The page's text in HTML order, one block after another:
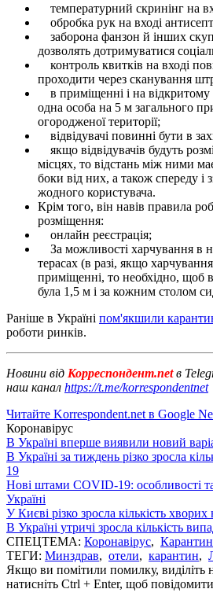
температурний скринінг на
обробка рук на вході
заборона фанзон й інших
дозволять дотримуватися
контроль квитків на вході
проходити через сканування
в приміщенні і на відкритому
одна особа на 5 м загального
огородженої території;
відвідувачі повинні бути в
якщо відвідувачів будуть
місцях, то відстань між ними
боки від них, а також спереду і
жодного користувача.
Крім того, він навів правила
розміщення:
онлайн реєстрація;
За можливості харчування в
терасах (в разі, якщо харчування
приміщенні, то необхідно, щоб
була 1,5 м і за кожним столом
Раніше в Україні пом'якшили
роботи ринків.
Новини від Корреспондент.netв
наш канал https://t.me/korrespondentnet
Читайте Korrespondent.net в Google
Коронавірус
В Україні вперше виявили новий
В Україні за тиждень різко зросла
19
Нові штами COVID-19: особливості та
Україні
У Києві різко зросла кількість хворих
В Україні утричі зросла кількість
СПЕЦТЕМА: Коронавірус, Карантин
ТЕГИ: Минздрав, отели, карантин,
Якщо ви помітили помилку, виділіть
натисніть Ctrl + Enter, щоб